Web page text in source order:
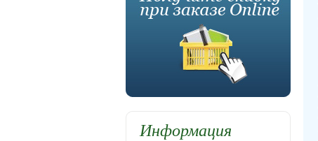
Информация